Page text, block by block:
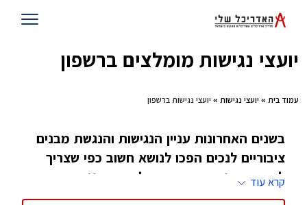
יועצי נגישות מומלצים ברשפון
עמוד בית » יועצי נגישות » יועצי נגישות ברשפון
בשנים האחרונות עניין הנגישות והנגשת מבנים
ציבוריים לנכים הפכו לנושא חשוב כפי שצריך
להיות. מבני ציבור חייבים להיות מונגשים ברמה
גבוהה ביותר לכל אדם במדינת ישראל
קרא עוד